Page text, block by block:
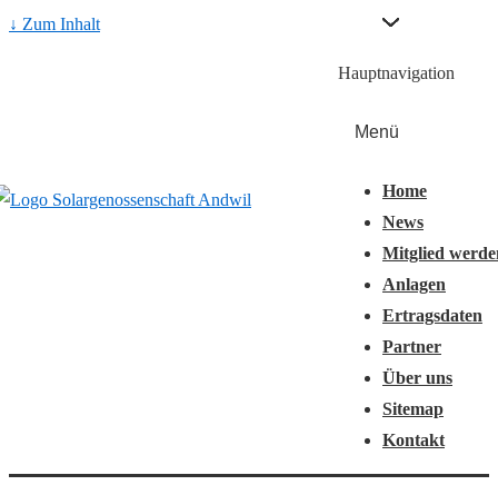
↓ Zum Inhalt
Hauptnavigation
Menü
Home
News
Mitglied
Anlagen
Ertragsdaten
Partner
Über uns
Sitemap
Kontakt